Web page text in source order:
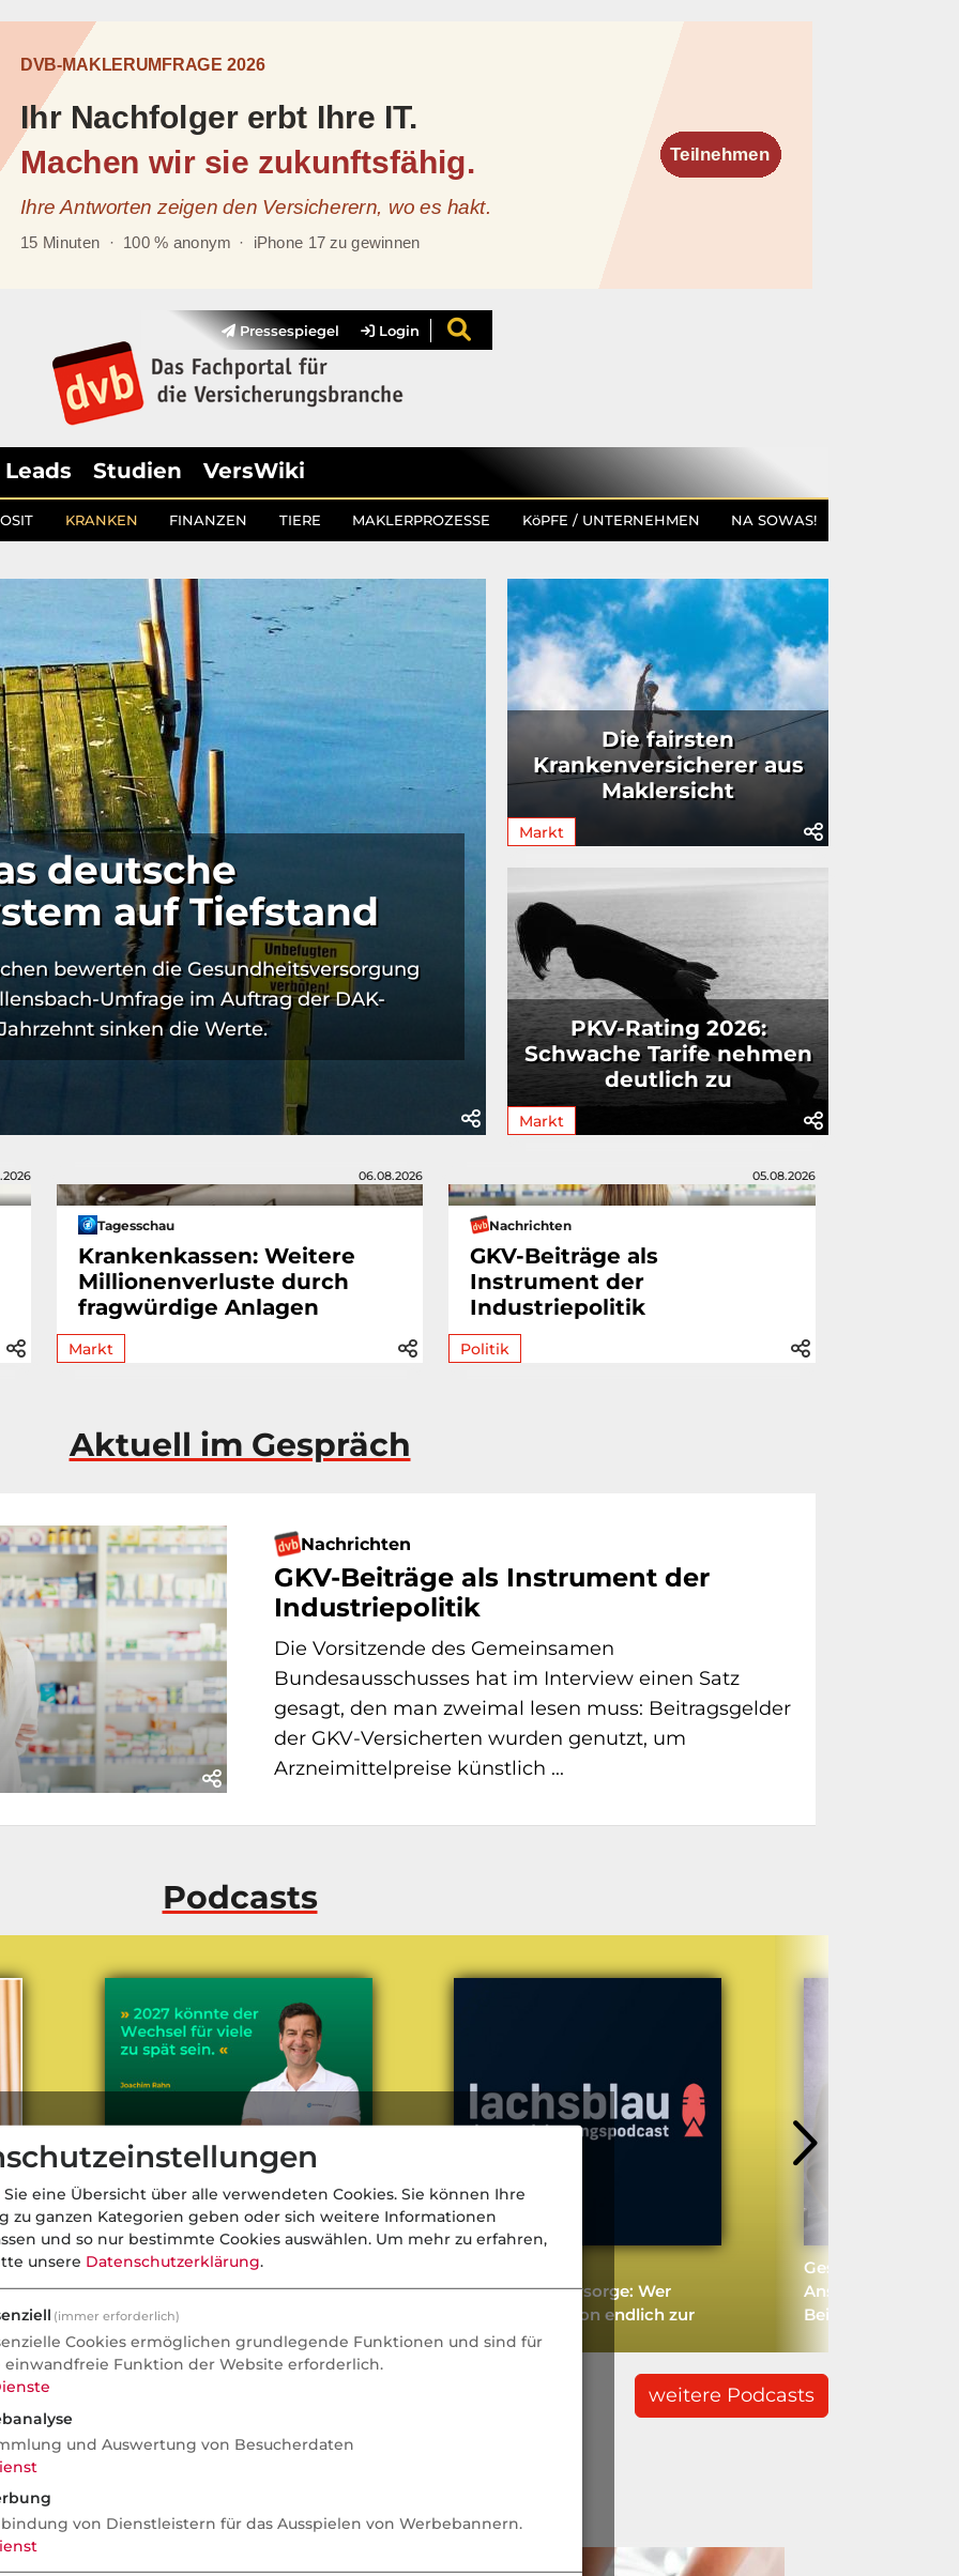
Pressespiegel Login
Leads Studien VersWiki
KRANKEN FINANZEN TIERE MAKLERPROZESSE KöPFE / UNTERNEHMEN NA SOWAS!
deutsche
auf Tiefstand
bewerten die Gesundheitsversorgung
Umfrage im Auftrag der DAK-
sinken die Werte.
Die fairsten
Krankenversicherer aus
Maklersicht
Markt
PKV-Rating 2026:
Schwache Tarife nehmen
deutlich zu
Markt
06.08.2026
Tagesschau
Krankenkassen: Weitere
Millionenverluste durch
fragwürdige Anlagen
Markt
05.08.2026
Nachrichten
GKV-Beiträge als
Instrument der
Industriepolitik
Politik
Aktuell im Gespräch
Nachrichten
GKV-Beiträge als Instrument der
Industriepolitik
Die Vorsitzende des Gemeinsamen
Bundesausschusses hat im Interview einen Satz
gesagt, den man zweimal lesen muss: Beitragsgelder
der GKV-Versicherten wurden genutzt, um
Arzneimittelpreise künstlich ...
Podcasts
Die beste Zeit für PKV-Wechsel
Gesundheitsvorsorge: Wer
macht Prävention endlich zur
Priorität?
Gesunde
Anstehende
weitere Podcasts
eine Übersicht über alle verwendeten Cookies. Sie können Ihre
zu ganzen Kategorien geben oder sich weitere Informationen
und so nur bestimmte Cookies auswählen. Um mehr zu erfahren,
unsere Datenschutzerklärung.
(immer erforderlich)
Cookies ermöglichen grundlegende Funktionen und sind für
einwandfreie Funktion der Website erforderlich.
und Auswertung von Besucherdaten
von Dienstleistern für das Ausspielen von Werbebannern.